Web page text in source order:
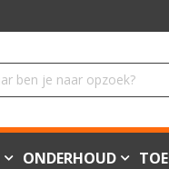
ONDERHOUD